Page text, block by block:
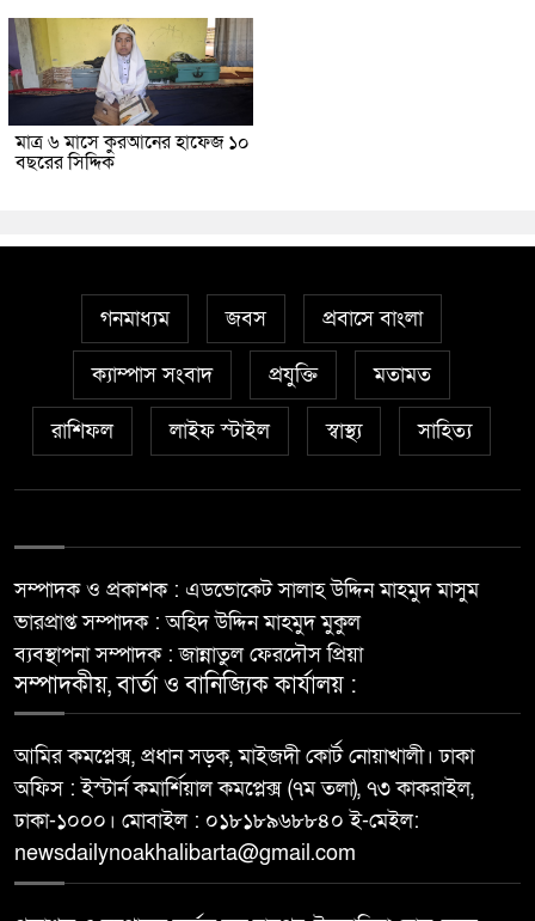
মাত্র ৬ মাসে কুরআনের হাফেজ ১০
বছরের সিদ্দিক
গনমাধ্যম জবস প্রবাসে বাংলা
ক্যাম্পাস সংবাদ প্রযুক্তি মতামত
রাশিফল লাইফ স্টাইল স্বাস্থ্য সাহিত্য
সম্পাদক ও প্রকাশক : এডভোকেট সালাহ উদ্দিন মাহমুদ মাসুম
ভারপ্রাপ্ত সম্পাদক : অহিদ উদ্দিন মাহমুদ মুকুল
ব্যবস্থাপনা সম্পাদক : জান্নাতুল ফেরদৌস প্রিয়া
সম্পাদকীয়, বার্তা ও বানিজ্যিক কার্যালয় :
আমির কমপ্লেক্স, প্রধান সড়ক, মাইজদী কোর্ট নোয়াখালী। ঢাকা
অফিস : ইস্টার্ন কমার্শিয়াল কমপ্লেক্স (৭ম তলা), ৭৩ কাকরাইল,
ঢাকা-১০০০। মোবাইল : ০১৮১৮৯৬৮৮৪০ ই-মেইল:
newsdailynoakhalibarta@gmail.com